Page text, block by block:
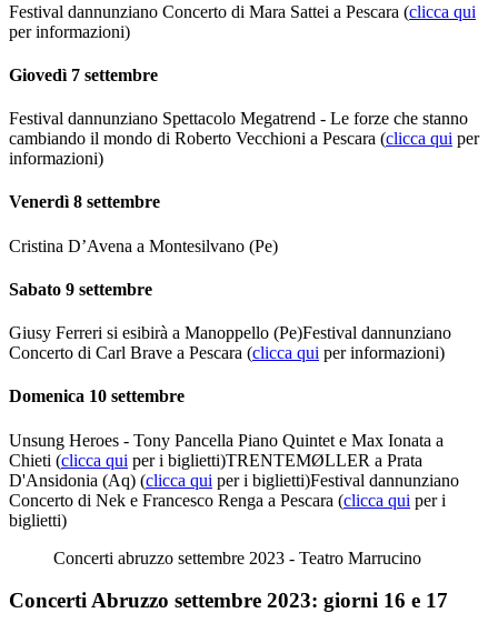
Festival dannunziano Concerto di Mara Sattei a Pescara (clicca qui
per informazioni)
Giovedì 7 settembre
Festival dannunziano Spettacolo Megatrend - Le forze che stanno
cambiando il mondo di Roberto Vecchioni a Pescara (clicca qui per
informazioni)
Venerdì 8 settembre
Cristina D’Avena a Montesilvano (Pe)
Sabato 9 settembre
Giusy Ferreri si esibirà a Manoppello (Pe)Festival dannunziano
Concerto di Carl Brave a Pescara (clicca qui per informazioni)
Domenica 10 settembre
Unsung Heroes - Tony Pancella Piano Quintet e Max Ionata a
Chieti (clicca qui per i biglietti)TRENTEMØLLER a Prata
D'Ansidonia (Aq) (clicca qui per i biglietti)Festival dannunziano
Concerto di Nek e Francesco Renga a Pescara (clicca qui per i
biglietti)
Concerti abruzzo settembre 2023 - Teatro Marrucino
Concerti Abruzzo settembre 2023: giorni 16 e 17